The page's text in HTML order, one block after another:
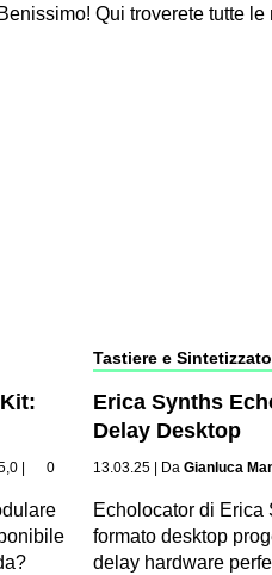
Qui troverete tutte
0
Tastiere e
Erica Synths
Delay Desktop
13.03.25 Da Gianluca
Echolocator di Erica
formato desktop
delay hardware